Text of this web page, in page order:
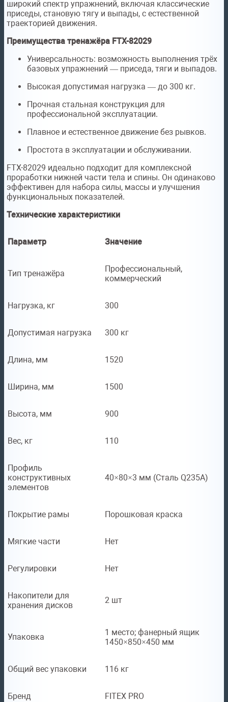
широкий спектр упражнений, включая классические
приседы, становую тягу и выпады, с естественной
траекторией движения.
Преимущества тренажёра FTX-82029
Универсальность: возможность выполнения трёх
базовых упражнений — приседа, тяги и выпадов.
Высокая допустимая нагрузка — до 300 кг.
Прочная стальная конструкция для
профессиональной эксплуатации.
Плавное и естественное движение без рывков.
Простота в эксплуатации и обслуживании.
FTX-82029 идеально подходит для комплексной
проработки нижней части тела и спины. Он одинаково
эффективен для набора силы, массы и улучшения
функциональных показателей.
Технические характеристики
Параметр Значение
Тип тренажёра
Профессиональный,
коммерческий
Нагрузка, кг 300
Допустимая нагрузка 300 кг
Длина, мм 1520
Ширина, мм 1500
Высота, мм 900
Вес, кг 110
Профиль
конструктивных
элементов
40×80×3 мм (Сталь Q235A)
Покрытие рамы Порошковая краска
Мягкие части Нет
Регулировки Нет
Накопители для
хранения дисков
2 шт
Упаковка
1 место; фанерный ящик
1450×850×450 мм
Общий вес упаковки 116 кг
Бренд FITEX PRO